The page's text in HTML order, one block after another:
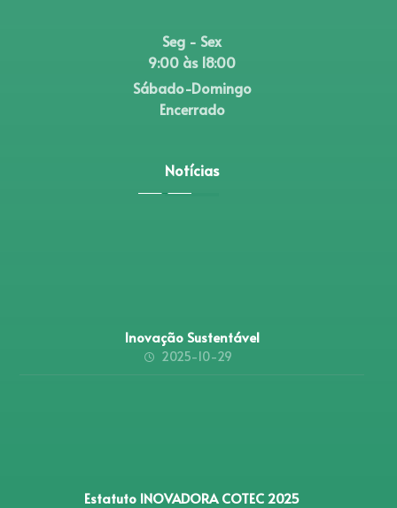
Seg - Sex
9:00 às 18:00
Sábado-Domingo
Encerrado
Notícias
Inovação Sustentável
2025-10-29
Estatuto INOVADORA COTEC 2025